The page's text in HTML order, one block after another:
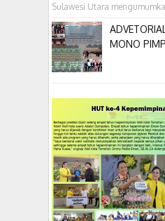
Sulawesi Utara
MONO